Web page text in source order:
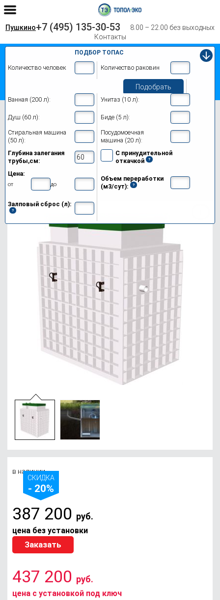
Пушкино+7 (495) 135-30-53
8.00 – 22.00 без выходных
Контакты
ПОДБОР ТОПАС
Количество человек Количество раковин
Подобрать
Ванная (200 л): Унитаз (10 л):
Душ (60 л): Биде (5 л):
Стиральная машина
(50 л):
Посудомоечная
машина (20 л):
Глубина залегания
трубы,см:
С принудительной
откачкой
Цена:
от до
Объем переработки
(м3/сут):
Залповый сброс (л):
Септик Топас 20 в Пушкино
Модификации
Цены на монтаж
Обслуживание
в наличии
СКИДКА
- 20%
387 200 руб.
цена без установки
Заказать
437 200 руб.
цена с установкой под ключ